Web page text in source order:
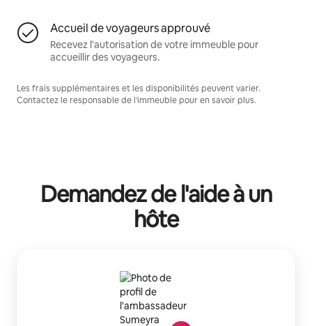
Accueil de voyageurs approuvé
Recevez l'autorisation de votre immeuble pour
accueillir des voyageurs.
Les frais supplémentaires et les disponibilités peuvent varier.
Contactez le responsable de l'immeuble pour en savoir plus.
Demandez de l'aide à un
hôte